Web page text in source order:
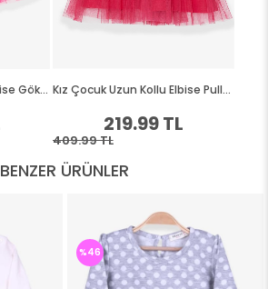
BENZER ÜRÜNLER
%46